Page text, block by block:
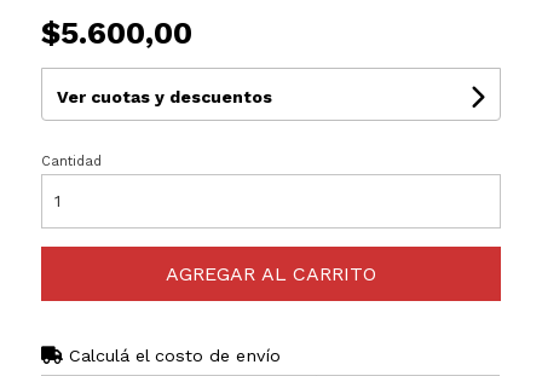
$5.600,00
Ver cuotas y descuentos
Cantidad
AGREGAR AL CARRITO
Calculá el costo de envío